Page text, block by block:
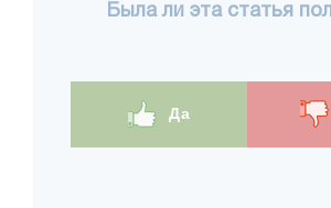
Была ли эта статья
Да